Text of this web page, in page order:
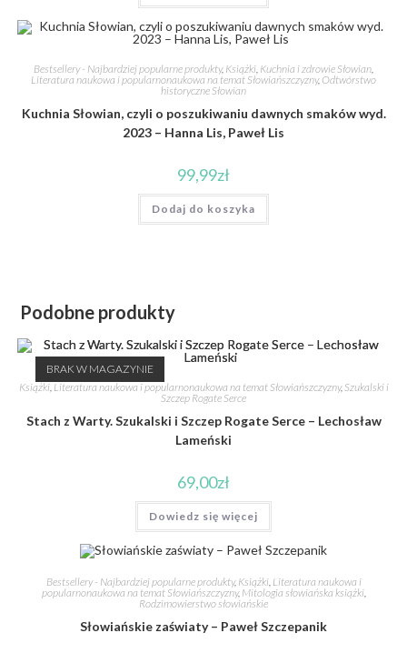
Bestsellery - Najbardziej popularne produkty, Książki Kuchnia i zdrowie Słowian
Literatura naukowa i popularnonaukowa na temat Słowiańszczyzny, Odtwórstwo
historyczne Słowian
Kuchnia Słowian, czyli o poszukiwaniu dawnych smaków wyd.
2023 – Hanna Lis, Paweł Lis
99,99zł
Dodaj do koszyka
Podobne produkty
BRAK W MAGAZYNIE
Książki, Literatura naukowa i popularnonaukowa na temat Słowiańszczyzny, Szukalski i
Szczep Rogate Serce
Stach z Warty. Szukalski i Szczep Rogate Serce – Lechosław
Lameński
69,00zł
Dowiedz się więcej
Bestsellery - Najbardziej popularne produkty, Książki, Literatura naukowa i
popularnonaukowa na temat Słowiańszczyzny, Mitologia słowiańska książki,
Rodzimowierstwo słowiańskie
Słowiańskie zaświaty – Paweł Szczepanik